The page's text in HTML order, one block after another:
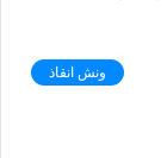
ونش انقاذ